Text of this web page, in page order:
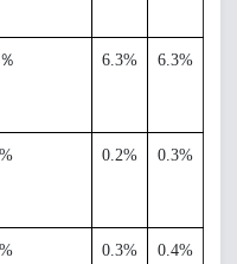
6.3% 6.3%
0.2% 0.3%
0.3% 0.4%